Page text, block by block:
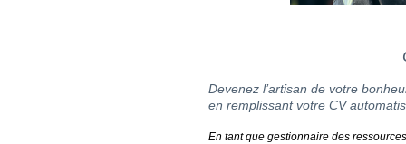
Devenez l’artisan de votre
en remplissant votre CV
En tant que gestionnaire des